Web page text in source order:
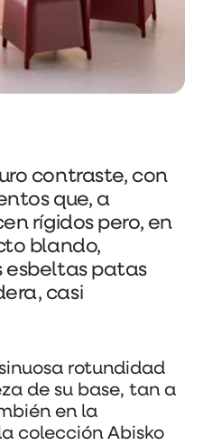
contraste, con
que, a
rígidos pero, en
blando,
esbeltas patas
casi
rotundidad
de su base, tan a
en la
colección Abisko